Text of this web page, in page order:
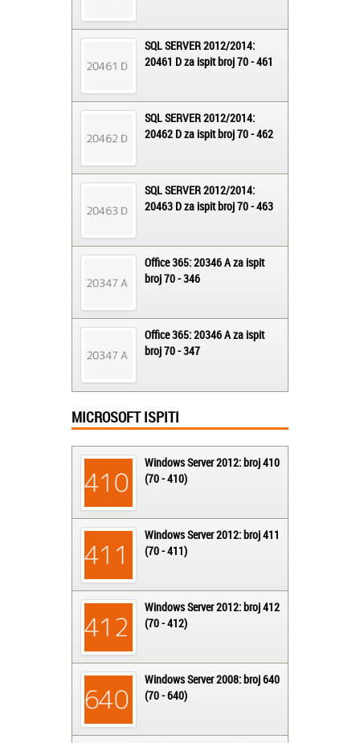
SQL SERVER 2012/2014:
20461 D za ispit broj 70 - 461
SQL SERVER 2012/2014:
20462 D za ispit broj 70 - 462
SQL SERVER 2012/2014:
20463 D za ispit broj 70 - 463
Office 365: 20346 A za ispit
broj 70 - 346
Office 365: 20346 A za ispit
broj 70 - 347
MICROSOFT ISPITI
Windows Server 2012: broj 410
(70 - 410)
Windows Server 2012: broj 411
(70 - 411)
Windows Server 2012: broj 412
(70 - 412)
Windows Server 2008: broj 640
(70 - 640)